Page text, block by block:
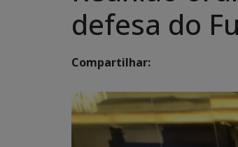
defesa do
Compartilhar: